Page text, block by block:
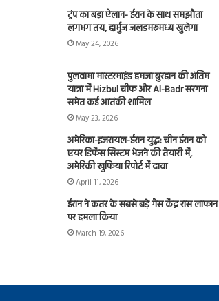
ट्रंप का बड़ा ऐलान- ईरान के साथ समझौता
लगभग तय, हार्मुज जलडमरूमध्य खुलेगा
May 24, 2026
पुलवामा मास्टरमाइंड हमजा बुरहान की अंतिम
यात्रा में Hizbul चीफ और Al-Badr सरगना
समेत कई आतंकी शामिल
May 23, 2026
अमेरिका-इजरायल-ईरान युद्ध: चीन ईरान को
एयर डिफेंस सिस्टम भेजने की तैयारी में,
अमेरिकी खुफिया रिपोर्ट में दावा
April 11, 2026
ईरान ने कतर के सबसे बड़े गैस केंद्र रास लाफान
पर हमला किया
March 19, 2026